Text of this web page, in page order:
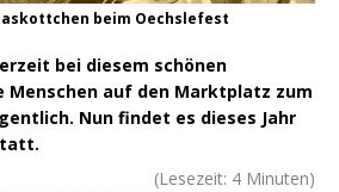
beim Oechslefest
bei diesem schönen
Menschen auf den Marktplatz zum
Nun findet es dieses Jahr
(Lesezeit: 4 Minuten)